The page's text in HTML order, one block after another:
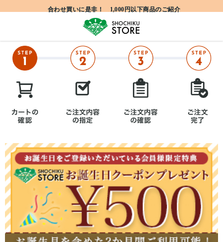
合わせ買いに是非！ 1,000円以下商品のご紹介